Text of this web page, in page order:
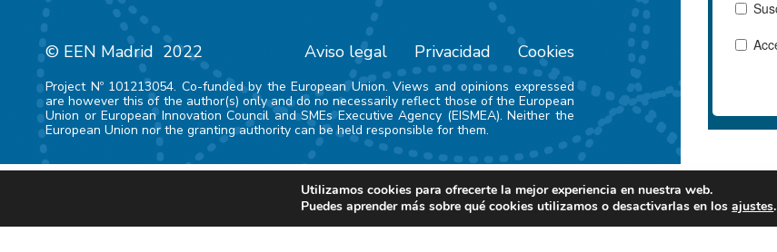
© EEN Madrid 2022 Aviso legal Privacidad Cookies
Project Nº 101213054. Co-funded by the European Union. Views and opinions expressed
are however this of the author(s) only and do no necessarily reflect those of the European
Union or European Innovation Council and SMEs Executive Agency (EISMEA). Neither the
European Union nor the granting authority can be held responsible for them.
Utilizamos cookies para ofrecerte la mejor experiencia en nuestra web.
Puedes aprender más sobre qué cookies utilizamos o desactivarlas en losajustes.